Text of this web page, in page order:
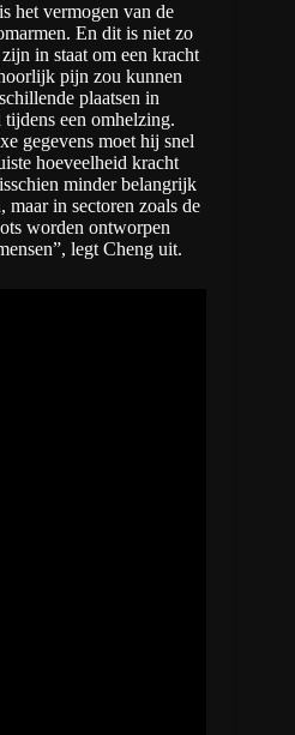
het vermogen van de
En dit is niet zo
in staat om een kracht
pijn zou kunnen
plaatsen in
een omhelzing.
gegevens moet hij snel
hoeveelheid kracht
minder belangrijk
maar in sectoren zoals de
worden ontworpen
legt Cheng uit.